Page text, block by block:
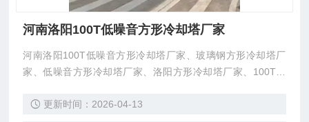
河南洛阳100T低噪音方形冷却塔厂家
河南洛阳100T低噪音方形冷却塔厂家、玻璃钢方形冷却塔厂
家、低噪音方形冷却塔厂家、洛阳方形冷却塔厂家、100T方
家、河南降温冷却塔厂家、东莞市菱兴冷却设备有限公司生
更新时间：2026-04-13